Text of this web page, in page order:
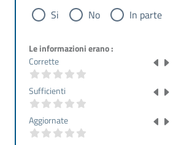
Si No In parte
Le informazioni erano :
Corrette
Sufficienti
Aggiornate